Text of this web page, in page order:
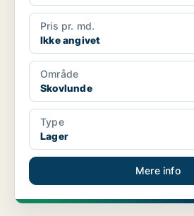
Pris pr. md.
Ikke angivet
Område
Skovlunde
Type
Lager
Mere info